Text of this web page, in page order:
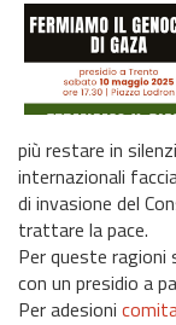
più restare in
internazionali
di invasione del
trattare la pace.
Per queste ragioni
con un presidio a
Per adesioni